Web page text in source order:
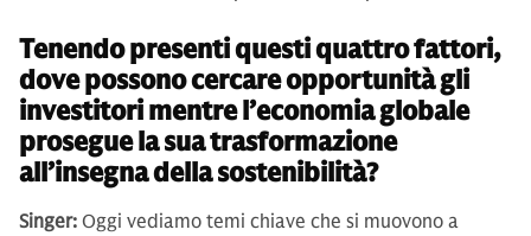
Tenendo presenti questi quattro fattori,
dove possono cercare opportunità gli
investitori mentre l’economia globale
prosegue la sua trasformazione
all’insegna della sostenibilità?
Singer: Oggi vediamo temi chiave che si muovono a